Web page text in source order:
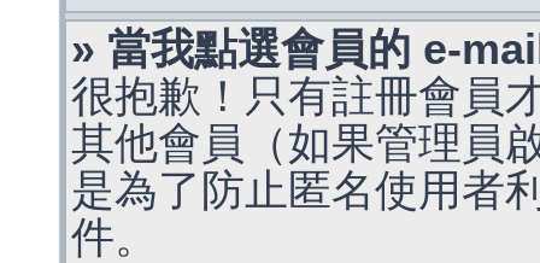
» 當我點選會員的 e-
很抱歉！只有註冊會員
其他會員（如果管理員
是為了防止匿名使用者
件。